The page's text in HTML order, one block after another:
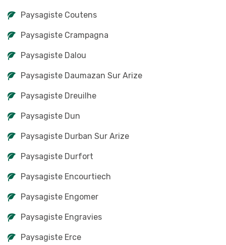
Paysagiste Coutens
Paysagiste Crampagna
Paysagiste Dalou
Paysagiste Daumazan Sur Arize
Paysagiste Dreuilhe
Paysagiste Dun
Paysagiste Durban Sur Arize
Paysagiste Durfort
Paysagiste Encourtiech
Paysagiste Engomer
Paysagiste Engravies
Paysagiste Erce